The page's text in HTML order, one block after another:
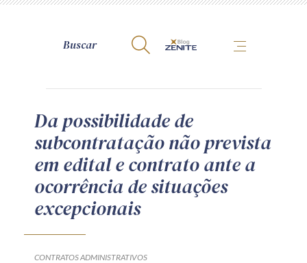
A Zênite
Como publicar conosco
Site da Zênite
Contato
Termos de uso
Da possibilidade de
subcontratação não prevista
em edital e contrato ante a
ocorrência de situações
excepcionais
CONTRATOS ADMINISTRATIVOS